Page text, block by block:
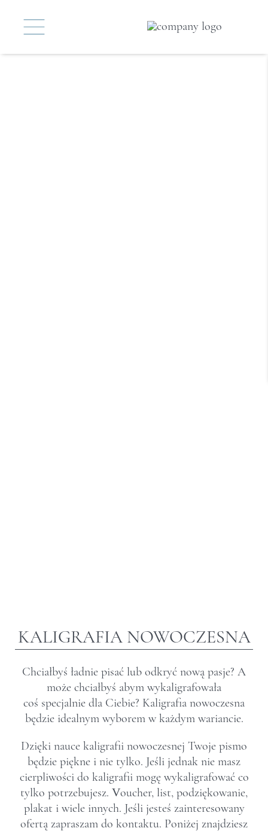
KALIGRAFIA NOWOCZESNA
Chciałbyś ładnie pisać lub odkryć nową pasje? A
może chciałbyś abym wykaligrafowała
coś specjalnie dla Ciebie? Kaligrafia nowoczesna
będzie idealnym wyborem w każdym wariancie.
Dzięki nauce kaligrafii nowoczesnej Twoje pismo
będzie piękne i nie tylko. Jeśli jednak nie masz
cierpliwości do kaligrafii mogę wykaligrafować co
tylko potrzebujesz. Voucher, list, podziękowanie,
plakat i wiele innych. Jeśli jesteś zainteresowany
ofertą zapraszam do kontaktu. Poniżej znajdziesz